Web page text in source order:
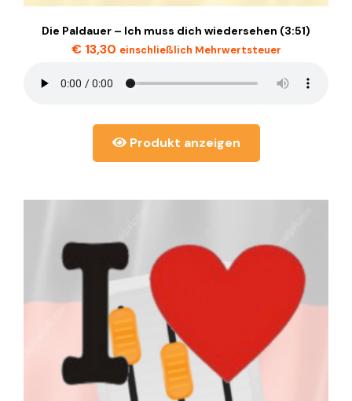
Die Paldauer – Ich muss dich wiedersehen (3:51)
€13,30 einschließlich Mehrwertsteuer
Produkt anzeigen